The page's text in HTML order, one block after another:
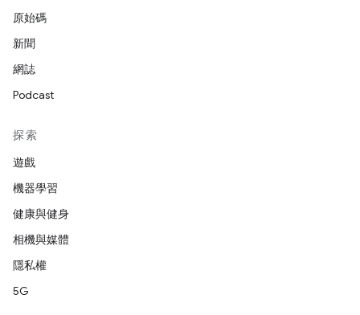
原始碼
新聞
網誌
Podcast
探索
遊戲
機器學習
健康與健身
相機與媒體
隱私權
5G